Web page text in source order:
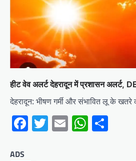
हीट वेव अलर्ट देहरादून में प्रशासन अलर्ट,
देहरादून: भीषण गर्मी और संभावित लू के
Facebook
Twitter
Email
ADS